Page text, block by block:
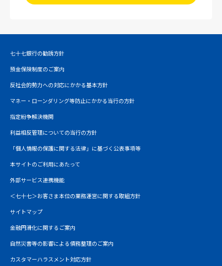
七十七銀行の勧誘方針
預金保険制度のご案内
反社会的勢力への対応にかかる基本方針
マネー・ローンダリング等防止にかかる当行の方針
指定紛争解決機関
利益相反管理についての当行の方針
「個人情報の保護に関する法律」に基づく公表事項等
本サイトのご利用にあたって
外部サービス連携機能
＜七十七＞お客さま本位の業務運営に関する取組方針
サイトマップ
金融円滑化に関するご案内
自然災害等の影響による債務整理のご案内
カスタマーハラスメント対応方針